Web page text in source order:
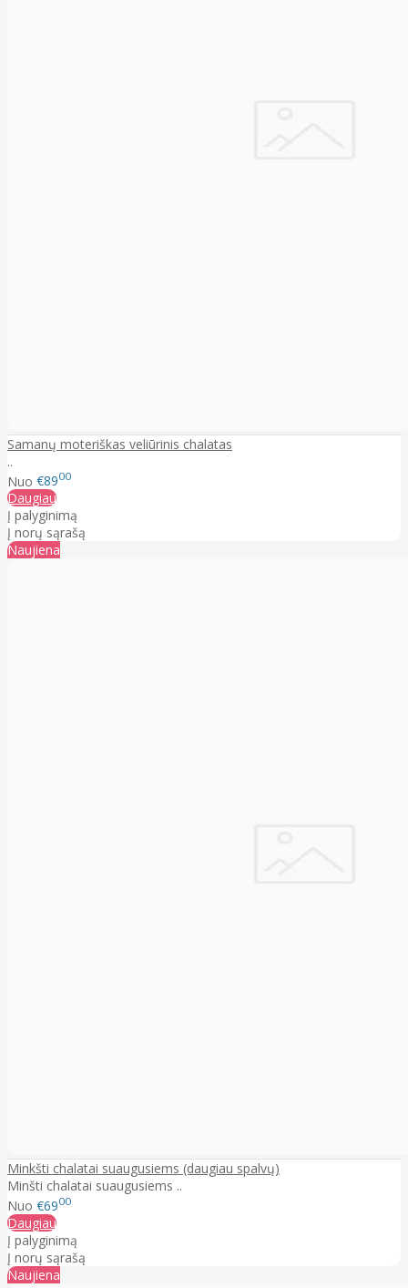
Samanų moteriškas veliūrinis chalatas
..
Nuo €8900
Daugiau
Į palyginimą
Į norų sąrašą
Naujiena
Minkšti chalatai suaugusiems (daugiau spalvų)
Minšti chalatai suaugusiems ..
Nuo €6900
Daugiau
Į palyginimą
Į norų sąrašą
Naujiena